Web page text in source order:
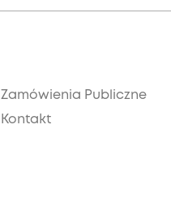
Zamówienia Publiczne
Kontakt